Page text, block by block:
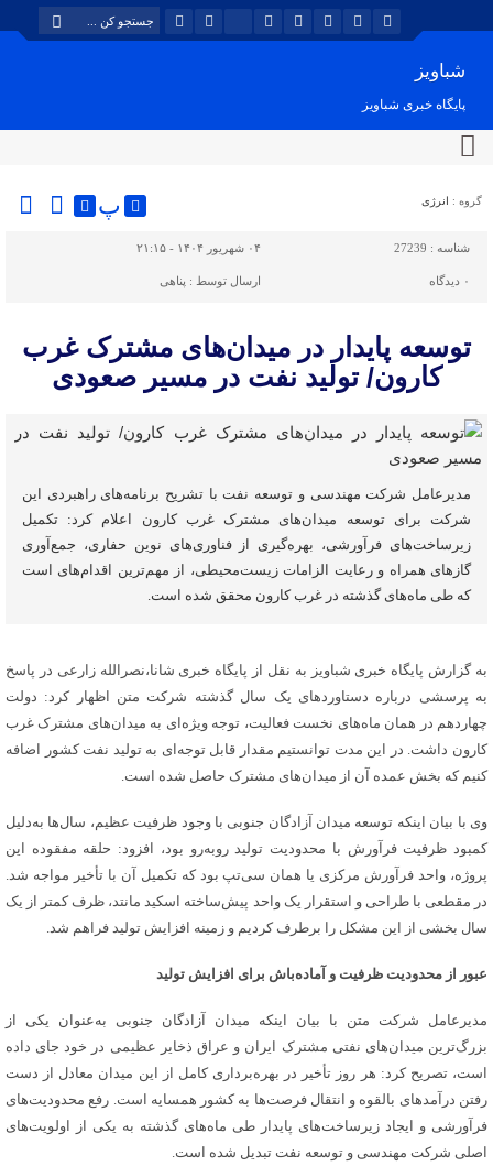
شباویز
پایگاه خبری شباویز
گروه : انرژی پ
شناسه : 27239 ۰۴ شهریور ۱۴۰۴ - ۲۱:۱۵
۰ دیدگاه ارسال توسط : پناهی
توسعه پایدار در میدان‌های مشترک غرب
کارون/ تولید نفت در مسیر صعودی
مدیرعامل شرکت مهندسی و توسعه نفت با تشریح برنامه‌های راهبردی این
شرکت برای توسعه میدان‌های مشترک غرب کارون اعلام کرد: تکمیل
زیرساخت‌های فرآورشی، بهره‌گیری از فناوری‌های نوین حفاری، جمع‌آوری
گازهای همراه و رعایت الزامات زیست‌محیطی، از مهم‌ترین اقدام‌های است
که طی ماه‌های گذشته در غرب کارون محقق شده است.
به گزارش پایگاه خبری شباویز به نقل از پایگاه خبری شانا،نصرالله زارعی در پاسخ
به پرسشی درباره دستاوردهای یک سال گذشته شرکت متن اظهار کرد: دولت
چهاردهم در همان ماه‌های نخست فعالیت، توجه ویژه‌ای به میدان‌های مشترک غرب
کارون داشت. در این مدت توانستیم مقدار قابل توجه‌ای به تولید نفت کشور اضافه
کنیم که بخش عمده آن از میدان‌های مشترک حاصل شده است.
وی با بیان اینکه توسعه میدان آزادگان جنوبی با وجود ظرفیت عظیم، سال‌ها به‌دلیل
کمبود ظرفیت فرآورش با محدودیت تولید روبه‌رو بود، افزود: حلقه مفقوده این
پروژه، واحد فرآورش مرکزی یا همان سی‌تپ بود که تکمیل آن با تأخیر مواجه شد.
در مقطعی با طراحی و استقرار یک واحد پیش‌ساخته اسکید مانتد، ظرف کمتر از یک
سال بخشی از این مشکل را برطرف کردیم و زمینه افزایش تولید فراهم شد.
عبور از محدودیت ظرفیت و آماده‌باش برای افزایش تولید
مدیرعامل شرکت متن با بیان اینکه میدان آزادگان جنوبی به‌عنوان یکی از
بزرگ‌ترین میدان‌های نفتی مشترک ایران و عراق ذخایر عظیمی در خود جای داده
است، تصریح کرد: هر روز تأخیر در بهره‌برداری کامل از این میدان معادل از دست
رفتن درآمدهای بالقوه و انتقال فرصت‌ها به کشور همسایه است. رفع محدودیت‌های
فرآورشی و ایجاد زیرساخت‌های پایدار طی ماه‌های گذشته به یکی از اولویت‌های
اصلی شرکت مهندسی و توسعه نفت تبدیل شده است.